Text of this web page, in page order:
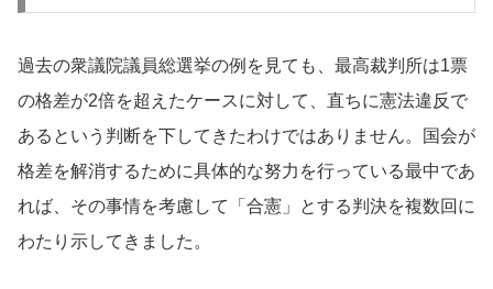
過去の衆議院議員総選挙の例を見ても、最高裁判所は1票
の格差が2倍を超えたケースに対して、直ちに憲法違反で
あるという判断を下してきたわけではありません。国会が
格差を解消するために具体的な努力を行っている最中であ
れば、その事情を考慮して「合憲」とする判決を複数回に
わたり示してきました。